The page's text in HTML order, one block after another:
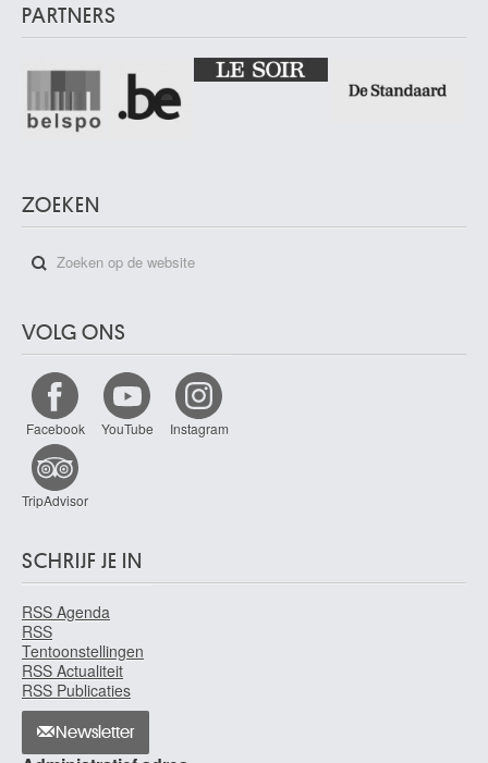
PARTNERS
ZOEKEN
VOLG ONS
Facebook YouTube Instagram
TripAdvisor
SCHRIJF JE IN
RSS Agenda
RSS
Tentoonstellingen
RSS Actualiteit
RSS Publicaties
Newsletter